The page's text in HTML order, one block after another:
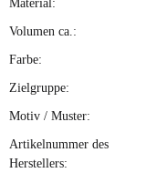
Material:
Volumen ca.:
Farbe:
Zielgruppe:
Motiv / Muster:
Artikelnummer des
Herstellers: